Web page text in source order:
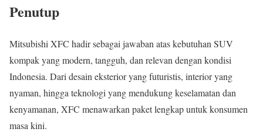
Penutup
Mitsubishi XFC hadir sebagai jawaban atas kebutuhan SUV
kompak yang modern, tangguh, dan relevan dengan kondisi
Indonesia. Dari desain eksterior yang futuristis, interior yang
nyaman, hingga teknologi yang mendukung keselamatan dan
kenyamanan, XFC menawarkan paket lengkap untuk konsumen
masa kini.